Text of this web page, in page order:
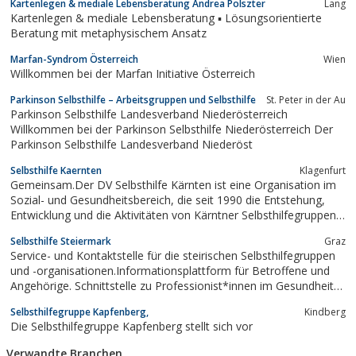
Kartenlegen & mediale Lebensberatung Andrea Polszter Lang
Kartenlegen & mediale Lebensberatung ▪ Lösungsorientierte
Beratung mit metaphysischem Ansatz
Marfan-Syndrom Österreich Wien
Willkommen bei der Marfan Initiative Österreich
Parkinson Selbsthilfe – Arbeitsgruppen und Selbsthilfe St. Peter in der Au
Parkinson Selbsthilfe Landesverband Niederösterreich
Willkommen bei der Parkinson Selbsthilfe Niederösterreich Der
Parkinson Selbsthilfe Landesverband Niederöst
Selbsthilfe Kaernten Klagenfurt
Gemeinsam.Der DV Selbsthilfe Kärnten ist eine Organisation im
Sozial- und Gesundheitsbereich, die seit 1990 die Entstehung,
Entwicklung und die Aktivitäten von Kärntner Selbsthilfegruppen
unterstützt.
Selbsthilfe Steiermark Graz
Service- und Kontaktstelle für die steirischen Selbsthilfegruppen
und -organisationen.Informationsplattform für Betroffene und
Angehörige. Schnittstelle zu Professionist*innen im Gesundheits-
Selbsthilfegruppe Kapfenberg, Kindberg
Die Selbsthilfegruppe Kapfenberg stellt sich vor